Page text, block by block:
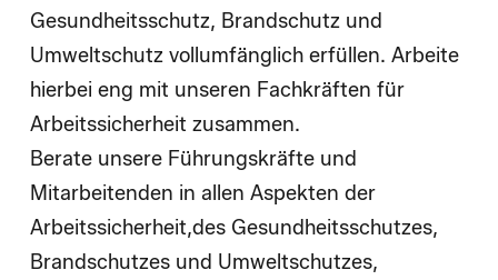
Gesundheitsschutz, Brandschutz und
Umweltschutz vollumfänglich erfüllen. Arbeite
hierbei eng mit unseren Fachkräften für
Arbeitssicherheit zusammen.
Berate unsere Führungskräfte und
Mitarbeitenden in allen Aspekten der
Arbeitssicherheit,des Gesundheitsschutzes,
Brandschutzes und Umweltschutzes,